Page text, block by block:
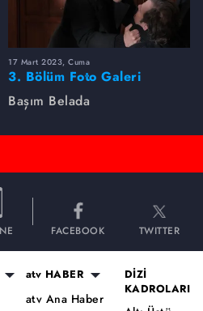
17 Mart 2023, Cuma
3. Bölüm Foto Galeri
Başım Belada
FACEBOOK TWITTER
atv HABER
atv Ana Haber
DİZİ
KADROLARI